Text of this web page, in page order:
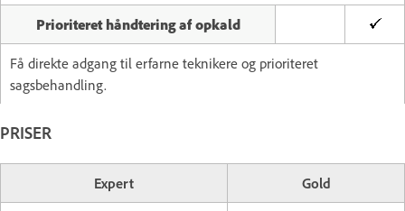
Prioriteret håndtering af opkald
Få direkte adgang til erfarne teknikere og prioriteret
sagsbehandling.
PRISER
Expert Gold